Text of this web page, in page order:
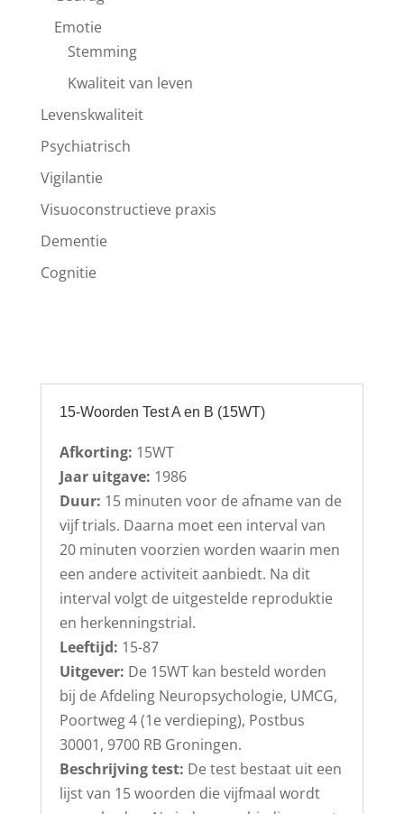
Emotie
Stemming
Kwaliteit van leven
Levenskwaliteit
Psychiatrisch
Vigilantie
Visuoconstructieve praxis
Dementie
Cognitie
15-Woorden Test A en B (15WT)
Afkorting: 15WT
Jaar uitgave: 1986
Duur: 15 minuten voor de afname van de
vijf trials. Daarna moet een interval van
20 minuten voorzien worden waarin men
een andere activiteit aanbiedt. Na dit
interval volgt de uitgestelde reproduktie
en herkenningstrial.
Leeftijd: 15-87
Uitgever: De 15WT kan besteld worden
bij de Afdeling Neuropsychologie, UMCG,
Poortweg 4 (1e verdieping), Postbus
30001, 9700 RB Groningen.
Beschrijving test: De test bestaat uit een
lijst van 15 woorden die vijfmaal wordt